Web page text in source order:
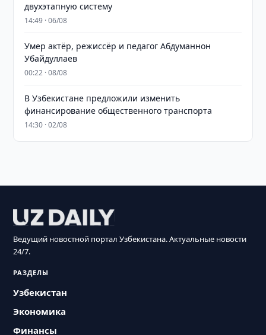
двухэтапную систему
14:49 · 06/08
Умер актёр, режиссёр и педагог Абдуманнон
Убайдуллаев
00:22 · 08/08
В Узбекистане предложили изменить
финансирование общественного транспорта
14:30 · 02/08
Ведущий новостной портал Узбекистана. Актуальные новости
24/7.
РАЗДЕЛЫ
Узбекистан
Экономика
Финансы